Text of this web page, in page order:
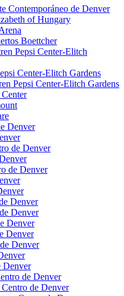
Contemporáneo de Denver
of Hungary
Boettcher
Pepsi Center-Elitch
Center-Elitch Gardens
Pepsi Center-Elitch Gardens
Denver
de Denver
de Denver
Denver
Denver
Denver
Denver
Denver
Denver
de Denver
Centro de Denver